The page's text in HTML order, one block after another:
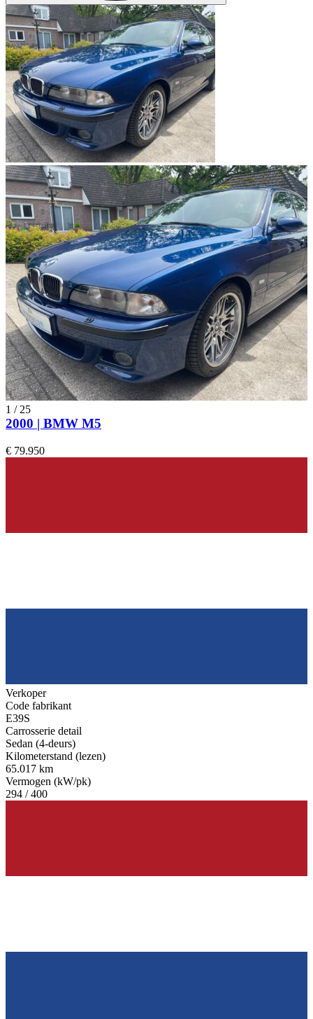
1 / 25
2000 | BMW M5
€ 79.950
Verkoper
Code fabrikant
E39S
Carrosserie detail
Sedan (4-deurs)
Kilometerstand (lezen)
65.017 km
Vermogen (kW/pk)
294 / 400